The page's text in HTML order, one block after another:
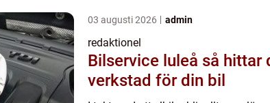
03 augusti 2026 admin
redaktionel
Bilservice luleå så hittar du rätt
verkstad för din bil